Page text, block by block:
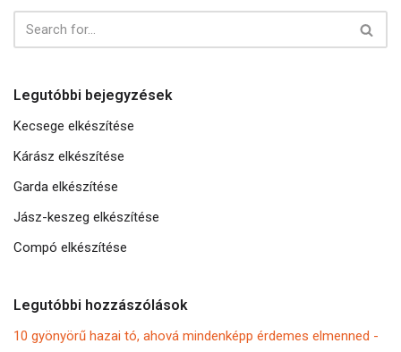
Legutóbbi bejegyzések
Kecsege elkészítése
Kárász elkészítése
Garda elkészítése
Jász-keszeg elkészítése
Compó elkészítése
Legutóbbi hozzászólások
10 gyönyörű hazai tó, ahová mindenképp érdemes elmenned -